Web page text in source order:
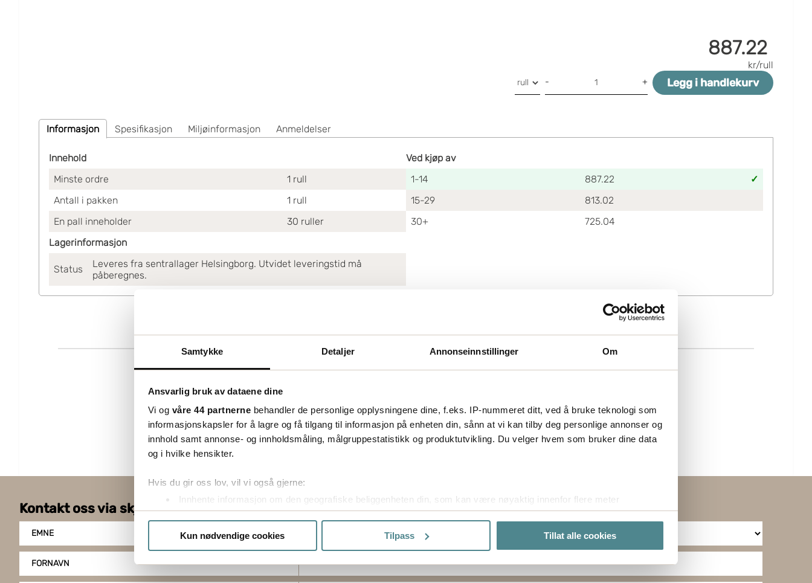
Samtykke Detaljer Annonseinnstillinger Om
Ansvarlig bruk av dataene dine
Vi og våre 44 partnerne behandler de personlige opplysningene dine, f.eks. IP-nummeret ditt, ved å bruke teknologi som
informasjonskapsler for å lagre og få tilgang til informasjon på enheten din, sånn at vi kan tilby deg personlige annonser og
innhold samt annonse- og innholdsmåling, målgruppestatistikk og produktutvikling. Du velger hvem som bruker dine data
og i hvilke hensikter.
Hvis du gir oss lov, vil vi også gjerne:
Innhente informasjon om den geografiske beliggenheten din, som kan være nøyaktig innenfor flere meter
Identifisere enheten din ved å aktivt skanne den for bestemte karakteristikker (fingeravtrykk)
mer info kan du lese om hvordan dine personlige data behandles og hvordan du kan velge hvordan de skal brukes.
Boxon benytter cookies for å optimalisere nettstedet og for å forbedre besøket ditt. Ved å tillate cookies på nettstedet vårt,
Kun nødvendige cookies Tilpass Tillat alle cookies
887.22
kr/rull
- + Legg i handlekurv
Informasjon Spesifikasjon Miljøinformasjon Anmeldelser
Innehold
Minste ordre
1 rull
Antall i pakken
1 rull
En pall inneholder
30 ruller
Ved kjøp av
1-14
887.22
15-29
813.02
30+
725.04
Lagerinformasjon
Status
Leveres fra sentrallager Helsingborg. Utvidet leveringstid må
påberegnes.
Kontakt oss via skjemaet
EMNE
FORNAVN